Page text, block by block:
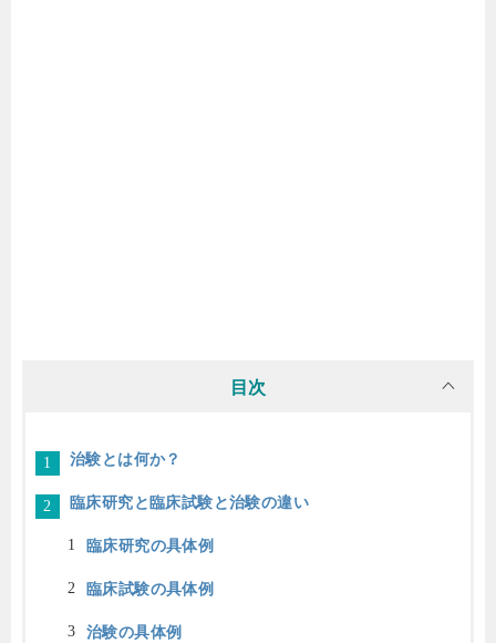
目次
治験とは何か？
臨床研究と臨床試験と治験の違い
臨床研究の具体例
臨床試験の具体例
治験の具体例